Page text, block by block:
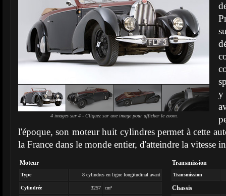
4 images sur 4 - Cliquez sur une image pour afficher le zoom.
y
l'époque, son moteur huit cylindres permet à cette
la France dans le monde entier, d'atteindre la vitesse
Moteur
Type 8 cylindres en ligne longitudinal avant
Cylindrée 3257 cm³
Transmission
Transmission
Chassis